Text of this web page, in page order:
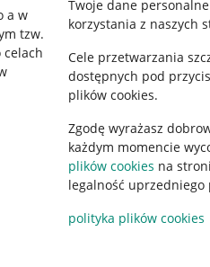
a w
tzw.
celach
Twoje dane
korzystania z naszych
Cele przetwarzania
dostępnych pod
plików cookies.
Zgodę wyrażasz
każdym momencie
plików cookies na
legalność uprzedniego
polityka plików cookies
"cookies"
plików "cookies"
lokalizacji
dla Aktu o Usługach Cyfrowych